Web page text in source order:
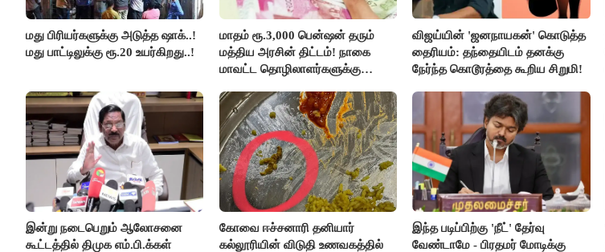
மது பிரியர்களுக்கு அடுத்த ஷாக்..!
மது பாட்டிலுக்கு ரூ.20 உயர்கிறது..!
மாதம் ரூ.3,000 பென்ஷன் தரும்
மத்திய அரசின் திட்டம்! நாகை
மாவட்ட தொழிலாளர்களுக்கு
செய்தி!
விஜய்யின் 'ஜனநாயகன்' கொடுத்த
தைரியம்: தந்தையிடம் தனக்கு
நேர்ந்த கொடூரத்தை கூறிய சிறுமி!
இன்று நடைபெறும் ஆலோசனை
கூட்டத்தில் திமுக எம்.பி.க்கள்
கோவை ஈச்சனாரி தனியார்
கல்லூரியின் விடுதி உணவகத்தில்
இந்த படிப்பிற்கு 'நீட்' தேர்வு
வேண்டாமே - பிரதமர் மோடிக்கு